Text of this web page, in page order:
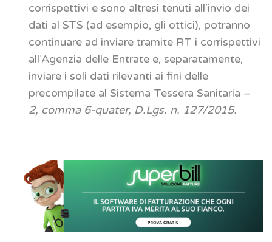
corrispettivi e sono altresì tenuti all’invio dei
dati al STS (ad esempio, gli ottici), potranno
continuare ad inviare tramite RT i corrispettivi
all’Agenzia delle Entrate e, separatamente,
inviare i soli dati rilevanti ai fini delle
precompilate al Sistema Tessera Sanitaria –
2, comma 6-quater, D.Lgs. n. 127/2015.